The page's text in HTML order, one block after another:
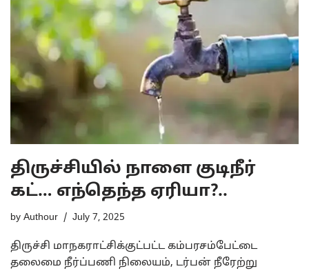
திருச்சியில் நாளை குடிநீர்
கட்… எந்தெந்த ஏரியா?..
by Authour July 7, 2025
திருச்சி மாநகராட்சிக்குட்பட்ட கம்பரசம்பேட்டை
தலைமை நீர்ப்பணி நிலையம், டர்பன் நீரேற்று